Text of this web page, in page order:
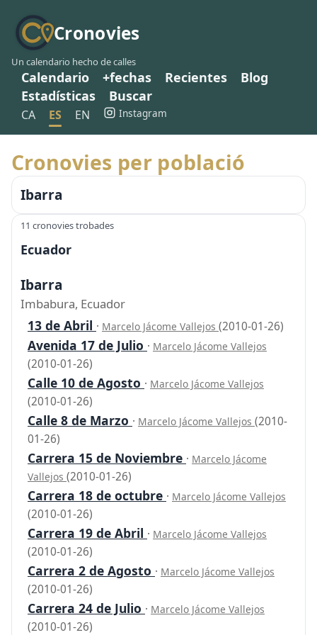
Cronovies
Un calendario hecho de calles
Calendario +fechas Recientes
Blog
Estadísticas
Buscar
CA ES EN Instagram
Cronovies per població
Ibarra
11 cronovies trobades
Ecuador
Ibarra
Imbabura, Ecuador
13 de Abril · Marcelo Jácome Vallejos (2010-01-26)
Avenida 17 de Julio · Marcelo Jácome Vallejos
(2010-01-26)
Calle 10 de Agosto · Marcelo Jácome Vallejos
(2010-01-26)
Calle 8 de Marzo · Marcelo Jácome Vallejos (2010-
01-26)
Carrera 15 de Noviembre · Marcelo Jácome
Vallejos (2010-01-26)
Carrera 18 de octubre · Marcelo Jácome Vallejos
(2010-01-26)
Carrera 19 de Abril · Marcelo Jácome Vallejos
(2010-01-26)
Carrera 2 de Agosto · Marcelo Jácome Vallejos
(2010-01-26)
Carrera 24 de Julio · Marcelo Jácome Vallejos
(2010-01-26)